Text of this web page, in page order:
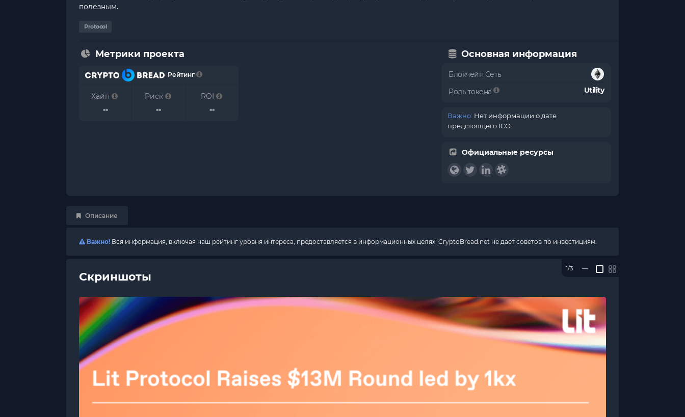
полезным.
Protocol
Метрики проекта
Рейтинг
Хайп
--
Риск
--
ROI
--
Основная информация
Блокчейн Сеть
Роль токена
Utility
Важно: Нет информации о дате
предстоящего ICO.
Официальные ресурсы
Описание
Важно! Вся информация, включая наш рейтинг уровня интереса, предоставляется в информационных целях. CryptoBread.net не дает советов по инвестициям.
Скриншоты
1/3 —